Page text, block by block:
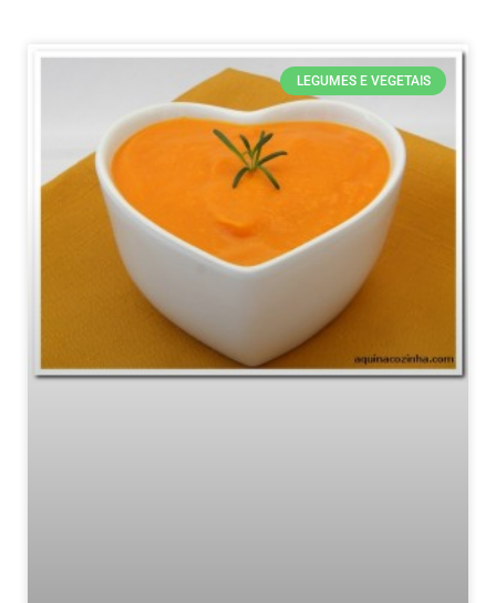
LEGUMES E VEGETAIS